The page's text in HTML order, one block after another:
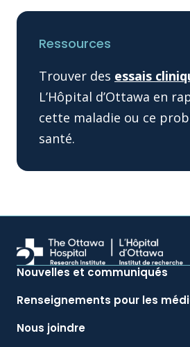
Ressources
Trouver des essais
L’Hôpital d’Ottawa en
cette maladie ou ce
santé.
Nouvelles et communiqués
Renseignements pour les
Nous joindre